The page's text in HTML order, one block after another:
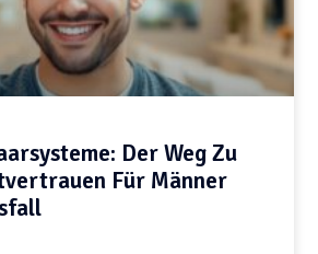
Der Weg Zu
Für Männer